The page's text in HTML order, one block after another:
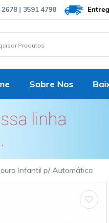
| 3591 4798
Sobre Nos
Infantil p/ Automático